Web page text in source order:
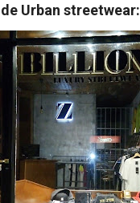
Urban streetwear: